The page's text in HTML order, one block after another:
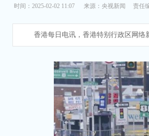
时间：2025-02-02 11:07 来源： 央视新闻 责任
香港每日电讯，香港特别行政区网络